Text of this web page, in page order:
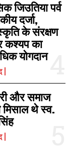
और दुल्हन के भाईयों की
जिउतिया पर्व
दर्जा,
के संरक्षण
कश्यप का
योगदान
और समाज
मिसाल थे स्व.